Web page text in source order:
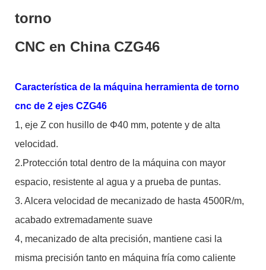
torno
CNC en China CZG46
Característica de la máquina herramienta de torno
cnc de 2 ejes CZG46
1, eje Z con husillo de Φ40 mm, potente y de alta
velocidad.
2.Protección total dentro de la máquina con mayor
espacio, resistente al agua y a prueba de puntas.
3. Alcera velocidad de mecanizado de hasta 4500R/m,
acabado extremadamente suave
4, mecanizado de alta precisión, mantiene casi la
misma precisión tanto en máquina fría como caliente